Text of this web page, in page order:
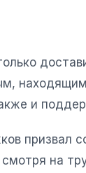
и
призвал
смотря на